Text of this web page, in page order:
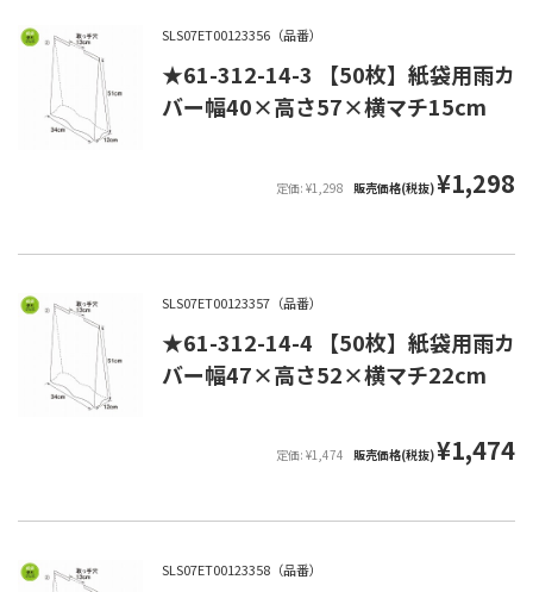
SLS07ET00123356（品番）
★61-312-14-3 【50枚】紙袋用雨カ
バー幅40×高さ57×横マチ15cm
定価: ¥1,298 販売価格(税抜)¥1,298
SLS07ET00123357（品番）
★61-312-14-4 【50枚】紙袋用雨カ
バー幅47×高さ52×横マチ22cm
定価: ¥1,474 販売価格(税抜)¥1,474
SLS07ET00123358（品番）